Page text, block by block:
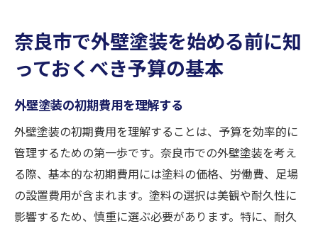
費用を左右する要因を把握する
外壁塗装の予算を抑えるための奈良市の秘訣
地元業者との交渉術
素材選びでのコスト削減
長期的な視点での費用対効果
地元での口コミ情報の活用
メンテナンス費用を見越した計画
奈良市で外壁塗装を始める前に知
っておくべき予算の基本
外壁塗装の初期費用を理解する
外壁塗装の初期費用を理解することは、予算を効率的に
管理するための第一歩です。奈良市での外壁塗装を考え
る際、基本的な初期費用には塗料の価格、労働費、足場
の設置費用が含まれます。塗料の選択は美観や耐久性に
影響するため、慎重に選ぶ必要があります。特に、耐久